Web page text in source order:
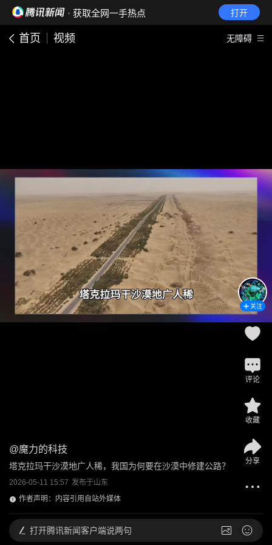
· 获取全网一手热点 打开
首页 视频 无障碍
@魔力的科技
塔克拉玛干沙漠地广人稀，我国为何要在沙漠中修建公路？
2026-05-11 15:57 发布于山东
作者声明：内容引用自站外媒体
关注
评论
收藏
分享
打开腾讯新闻客户端说两句